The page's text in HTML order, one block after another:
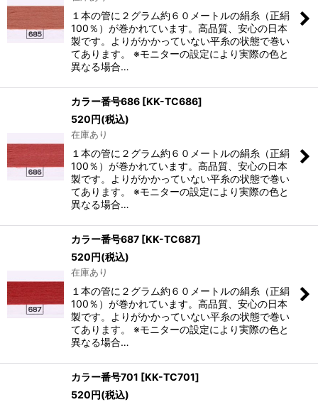
１本の管に２グラム約６０メートルの絹糸（正絹
100％）が巻かれています。高品質、安心の日本
製です。よりがかかっていない平糸の状態で巻い
てあります。 ※モニターの設定により実際の色と
異なる場合…
カラー番号686 [KK-TC686]
520円(税込)
在庫あり
１本の管に２グラム約６０メートルの絹糸（正絹
100％）が巻かれています。高品質、安心の日本
製です。よりがかかっていない平糸の状態で巻い
てあります。 ※モニターの設定により実際の色と
異なる場合…
カラー番号687 [KK-TC687]
520円(税込)
在庫あり
１本の管に２グラム約６０メートルの絹糸（正絹
100％）が巻かれています。高品質、安心の日本
製です。よりがかかっていない平糸の状態で巻い
てあります。 ※モニターの設定により実際の色と
異なる場合…
カラー番号701 [KK-TC701]
520円(税込)